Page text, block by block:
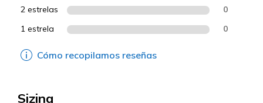
2 estrelas 0
1 estrela 0
Cómo recopilamos reseñas
Sizing